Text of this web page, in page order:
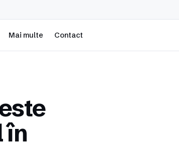
Mai multe Contact
în